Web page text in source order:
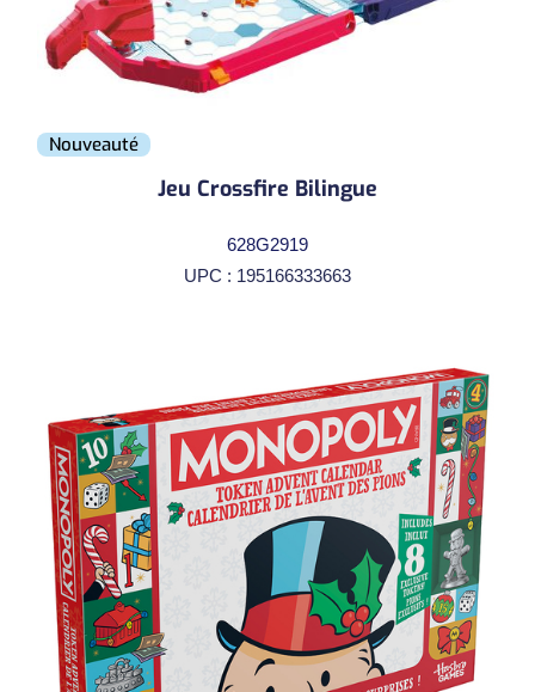
Nouveauté
Jeu Crossfire Bilingue
628G2919
UPC : 195166333663